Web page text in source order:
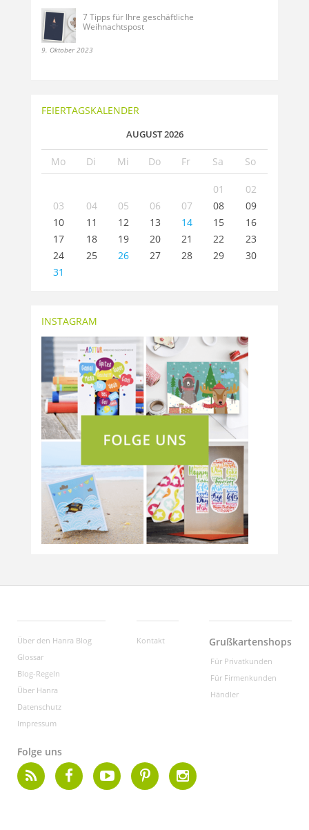
7 Tipps für Ihre geschäftliche
Weihnachtspost
9. Oktober 2023
FEIERTAGSKALENDER
AUGUST 2026
Mo Di Mi Do Fr Sa So
01
02
03
04 05 06 07 08
09
10
11 12 13 14 15
16
17
18 19 20 21 22
23
24
25 26 27 28 29
30
31
INSTAGRAM
Über den Hanra Blog
Glossar
Blog-Regeln
Über Hanra
Datenschutz
Impressum
Kontakt Grußkartenshops
Für Privatkunden
Für Firmenkunden
Händler
Folge uns